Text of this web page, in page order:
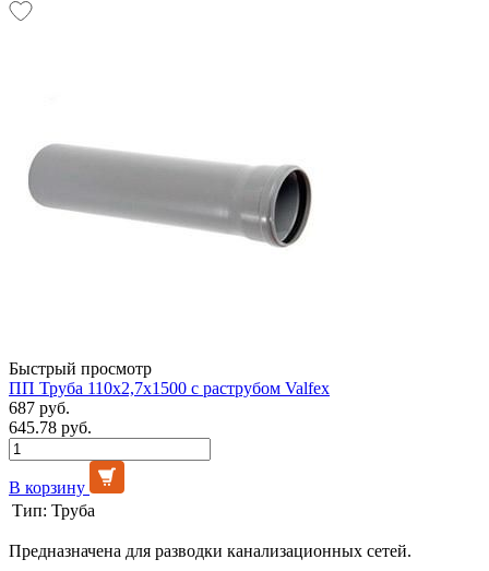
Быстрый просмотр
ПП Труба 110х2,7х1500 с раструбом Valfex
687 руб.
645.78 руб.
В корзину
Тип: Труба
Предназначена для разводки канализационных сетей.